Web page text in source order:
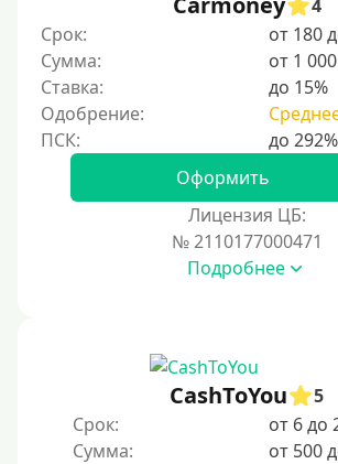
20000 руб
25000 руб
30000 руб
30000 руб на год
35000 руб
40000 руб
150000 руб
4
Срок:
от 180
Сумма:
Ставка:
до 15%
Одобрение:
Оформить
Лицензия ЦБ:
№ 2110177000471
Подробнее
CashToYou
5
Срок:
от 6 до
Сумма:
от 500